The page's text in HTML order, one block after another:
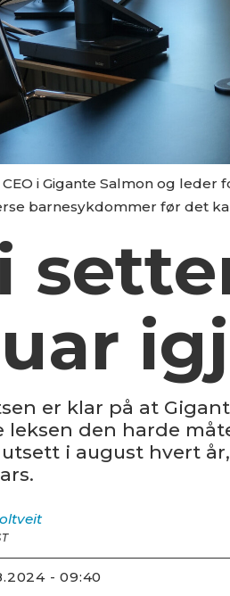
i Gigante Salmon og
barnesykdommer før det
er klar på at
den harde
i august hvert
- 09:40